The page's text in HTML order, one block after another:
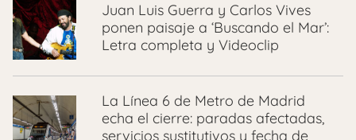
Juan Luis Guerra y Carlos Vives
ponen paisaje a ‘Buscando el Mar’:
Letra completa y Videoclip
La Línea 6 de Metro de Madrid
echa el cierre: paradas afectadas,
servicios sustitutivos y fecha de